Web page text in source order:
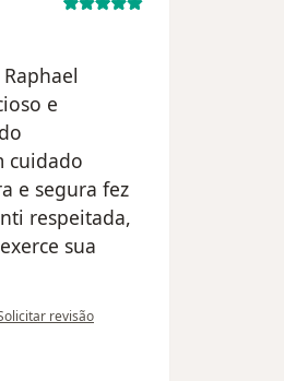
e
cuidado
e segura fez
respeitada,
sua
opinião do utilizador Erika coelho
revisão